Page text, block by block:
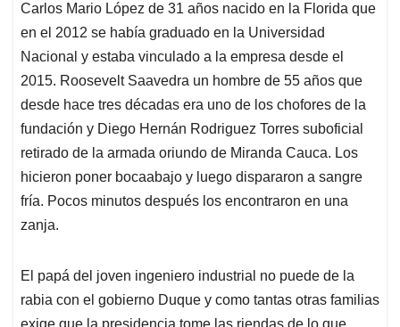
Carlos Mario López de 31 años nacido en la Florida que
en el 2012 se había graduado en la Universidad
Nacional y estaba vinculado a la empresa desde el
2015. Roosevelt Saavedra un hombre de 55 años que
desde hace tres décadas era uno de los chofores de la
fundación y Diego Hernán Rodriguez Torres suboficial
retirado de la armada oriundo de Miranda Cauca. Los
hicieron poner bocaabajo y luego dispararon a sangre
fría. Pocos minutos después los encontraron en una
zanja.
El papá del joven ingeniero industrial no puede de la
rabia con el gobierno Duque y como tantas otras familias